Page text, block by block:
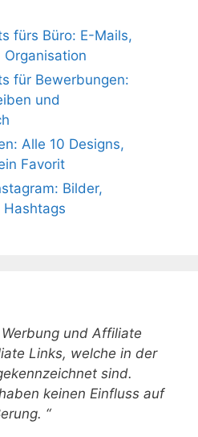
fürs Büro: E-Mails,
Organisation
für Bewerbungen:
und
Alle 10 Designs,
Favorit
Bilder,
Hashtags
und Affiliate
Links, welche in der
sind.
keinen Einfluss auf
“